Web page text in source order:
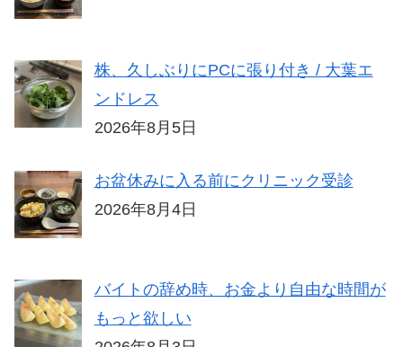
株、久しぶりにPCに張り付き / 大葉エ
ンドレス
2026年8月5日
お盆休みに入る前にクリニック受診
2026年8月4日
バイトの辞め時、お金より自由な時間が
もっと欲しい